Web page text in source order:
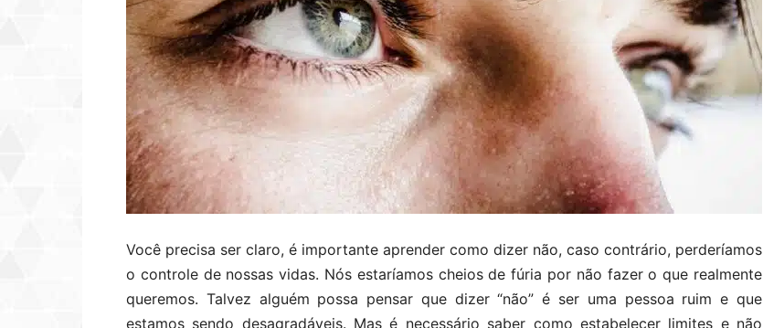
Você precisa ser claro, é importante aprender como dizer não, caso contrário, perderíamos
o controle de nossas vidas. Nós estaríamos cheios de fúria por não fazer o que realmente
queremos. Talvez alguém possa pensar que dizer “não” é ser uma pessoa ruim e que
estamos sendo desagradáveis. Mas é necessário saber como estabelecer limites e não